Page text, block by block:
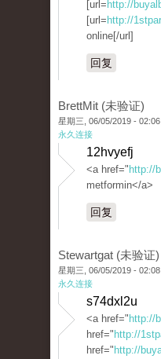
[url= http://
[url= http://
online[/url]
回复
BrettMit (未验证)
星期三, 06/05/2019 - 02:06
永久连接
12hvyefj
<a href=" http://
metformin</a>
回复
Stewartgat (未验证)
星期三, 06/05/2019 - 02:08
永久连接
s74dxl2u
<a href=" http://
href=" http://
href=" http://